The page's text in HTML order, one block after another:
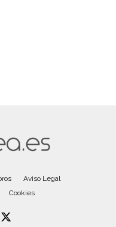
Aviso Legal
Cookies